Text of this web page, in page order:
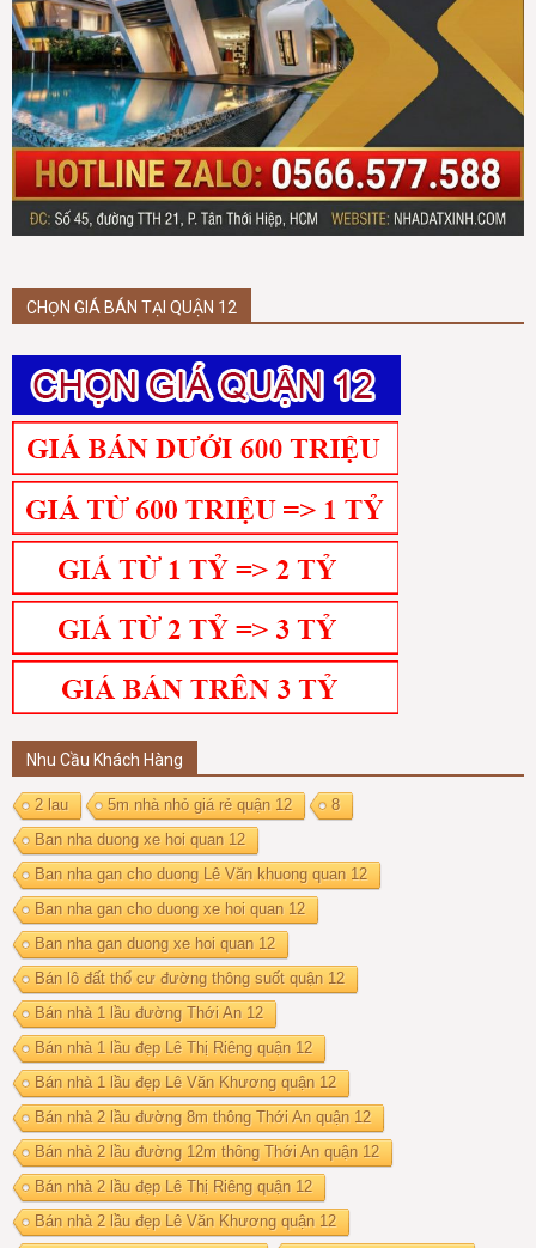
CHỌN GIÁ BÁN TẠI QUẬN 12
Nhu Cầu Khách Hàng
2 lau 5m nhà nhỏ giá rẻ quận 12
8
Ban nha duong xe hoi quan 12
Ban nha gan cho duong Lê Văn khuong quan 12
Ban nha gan cho duong xe hoi quan 12
Ban nha gan duong xe hoi quan 12
Bán lô đất thổ cư đường thông suốt quận 12
Bán nhà 1 lầu đường Thới An 12
Bán nhà 1 lầu đẹp Lê Thị Riêng quận 12
Bán nhà 1 lầu đẹp Lê Văn Khương quận 12
Bán nhà 2 lầu đường 8m thông Thới An quận 12
Bán nhà 2 lầu đường 12m thông Thới An quận 12
Bán nhà 2 lầu đẹp Lê Thị Riêng quận 12
Bán nhà 2 lầu đẹp Lê Văn Khương quận 12